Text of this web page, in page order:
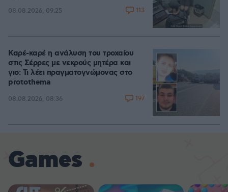
08.08.2026, 09:25 113
Καρέ-καρέ η ανάλυση του τροχαίου
στις Σέρρες με νεκρούς μητέρα και
γιο: Τι λέει πραγματογνώμονας στο
protothema
08.08.2026, 08:36 197
Games